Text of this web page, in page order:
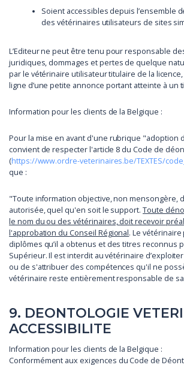
Soient accessibles depuis l’ensemble
des vétérinaires utilisateurs de sites
L’Editeur ne peut être tenu pour responsable
juridiques, dommages et pertes de quelque
par le vétérinaire utilisateur titulaire de la
ligne d’une petite annonce portant atteinte à un
Information pour les clients de la Belgique :
Pour la mise en avant d'une rubrique "adoption
convient de respecter l'article 8 du Code de
(https://www.ordre-veterinaires.be/TEXTES/
que :
"Toute information objective, non mensongère,
autorisée, quel qu'en soit le support.Toute
le nom du ou des vétérinaires, doit recevoir
l'approbation du Conseil Régional. Le
diplômes qu’il a obtenus et des titres reconnus
Supérieur. Il est interdit au vétérinaire
ou de s'attribuer des compétences qu'il ne
vétérinaire reste entièrement responsable de
9. DEONTOLOGIE
ACCESSIBILITE
Information pour les clients de la Belgique :
Conformément aux exigences du Code de